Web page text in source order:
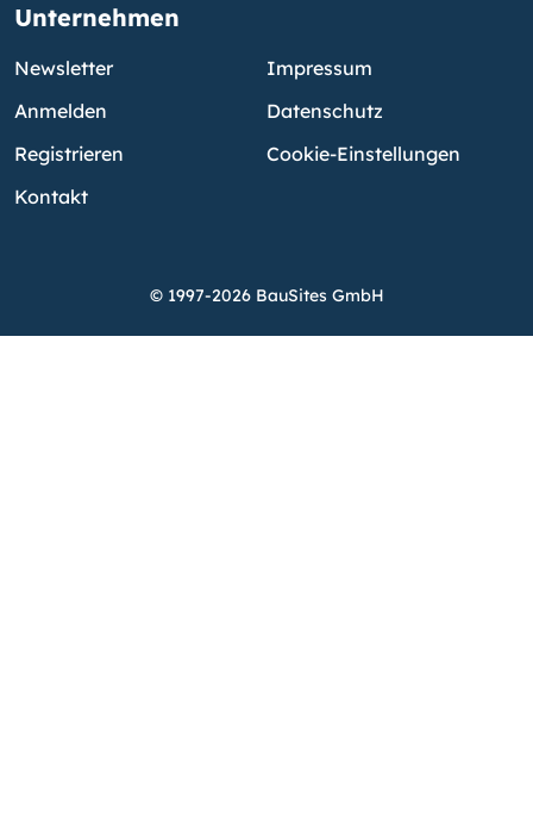
Unternehmen
Newsletter
Anmelden
Registrieren
Kontakt
Impressum
Datenschutz
Cookie-Einstellungen
© 1997-2026 BauSites GmbH